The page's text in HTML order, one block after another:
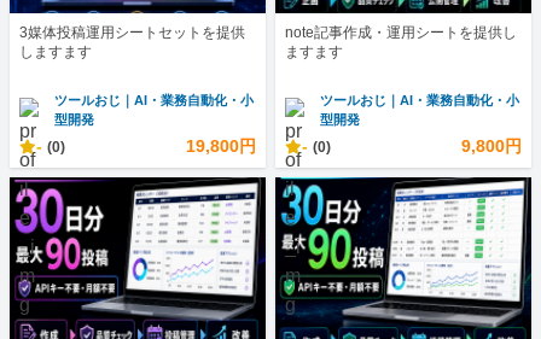
3媒体投稿運用シートセットを提供
しますます
ツールおじ｜AI・業務自動化・小
型開発
- (0) 19,800円
note記事作成・運用シートを提供し
ますます
ツールおじ｜AI・業務自動化・小
型開発
- (0) 9,800円